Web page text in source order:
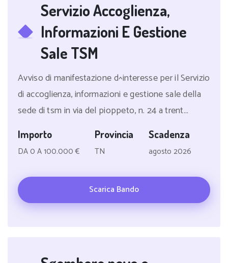
Servizio Accoglienza,
Informazioni E Gestione
Sale TSM
Avviso di manifestazione d^interesse per il Servizio
di accoglienza, informazioni e gestione sale della
sede di tsm in via del pioppeto, n. 24 a trent...
Importo
DA 0 A 100.000 €
Provincia
TN
Scadenza
agosto 2026
Scarica Bando